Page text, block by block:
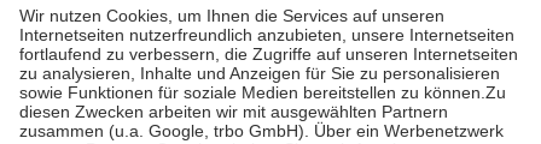
höchstens zehn Euro.
Es sind jedoch nie mehr als die tatsächlichen
Kosten der Leistung zu entrichten.
Diese Regeln gelten grundsätzlich auch für Online-Apotheken.
Bei Heilmitteln und häuslicher Krankenpflege beträgt die
Zuzahlung zehn Prozent der Kosten sowie zehn Euro je
Verordnung.